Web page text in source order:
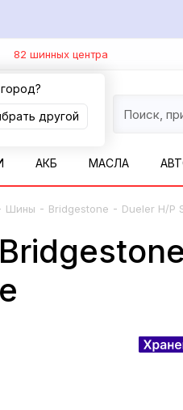
другой
82 шинных центра
АКБ МАСЛА
Шины - Bridgestone - Dueler H/P